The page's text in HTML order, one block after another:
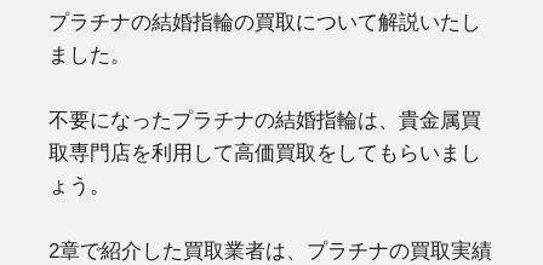
プラチナの結婚指輪の買取について解説いたし
ました。
不要になったプラチナの結婚指輪は、貴金属買
取専門店を利用して高価買取をしてもらいまし
ょう。
2章で紹介した買取業者は、プラチナの買取実績